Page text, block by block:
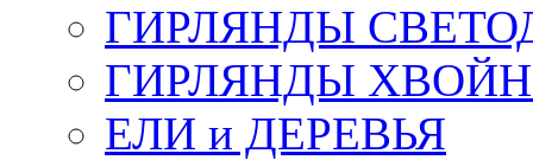
ГИРЛЯНДЫ
ГИРЛЯНДЫ
ЕЛИ и ДЕРЕВЬЯ